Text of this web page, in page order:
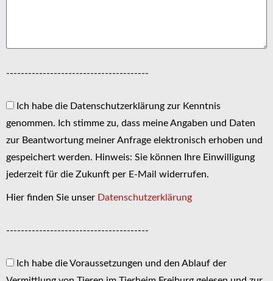
---------------------------------------
Ich habe die Datenschutzerklärung zur Kenntnis
genommen. Ich stimme zu, dass meine Angaben und Daten
zur Beantwortung meiner Anfrage elektronisch erhoben und
gespeichert werden. Hinweis: Sie können Ihre Einwilligung
jederzeit für die Zukunft per E-Mail widerrufen.
Hier finden Sie unser Datenschutzerklärung
---------------------------------------
Ich habe die Voraussetzungen und den Ablauf der